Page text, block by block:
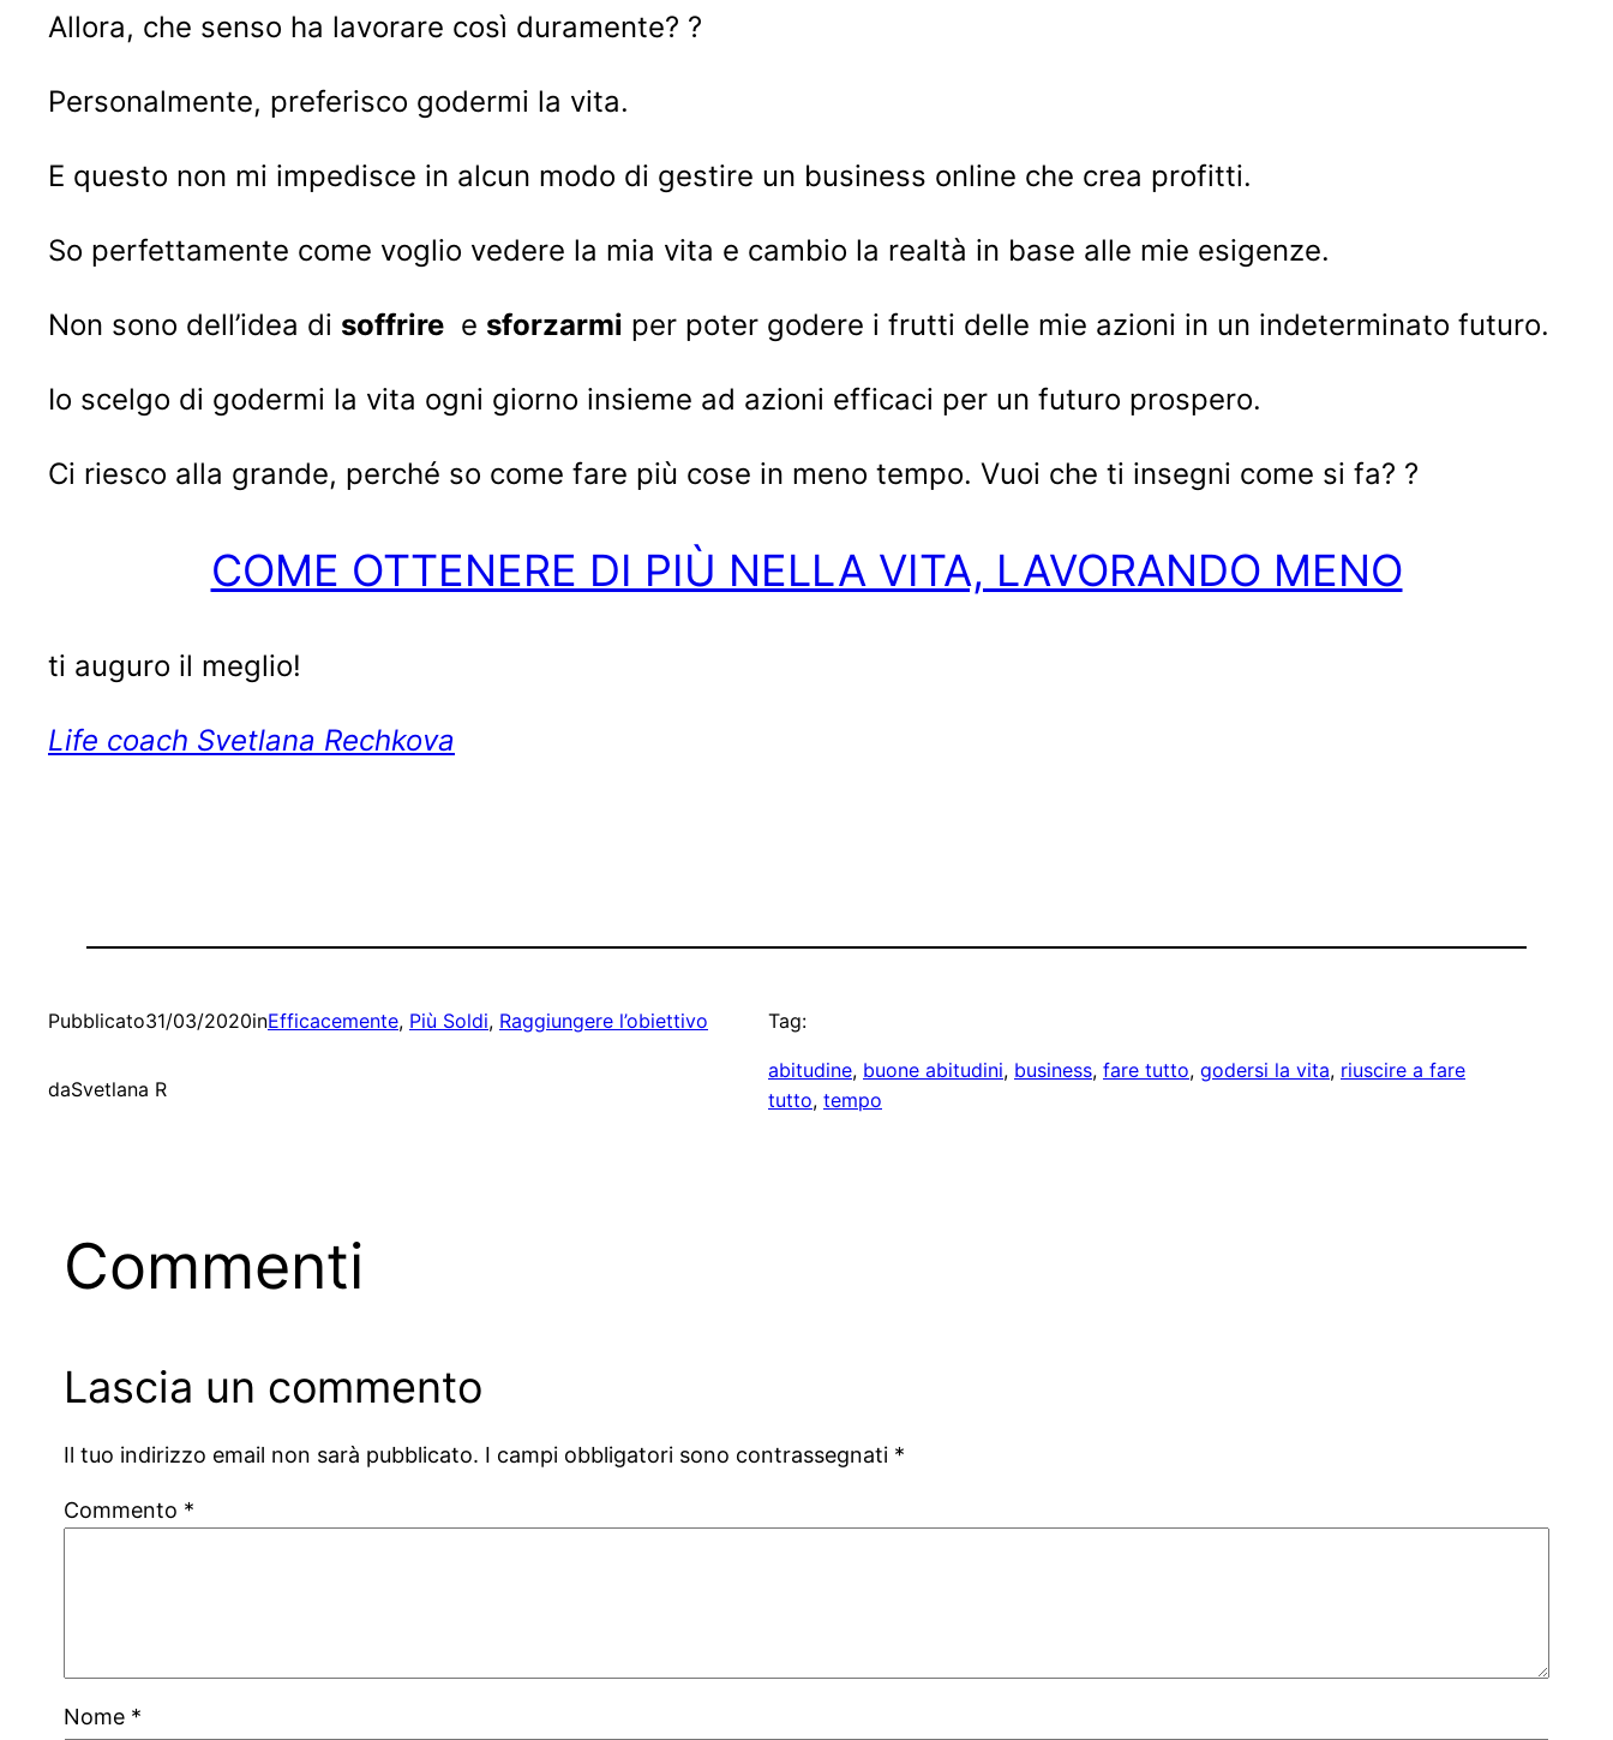
Allora, che senso ha lavorare così duramente? ?
Personalmente, preferisco godermi la vita.
E questo non mi impedisce in alcun modo di gestire un business online che crea profitti.
So perfettamente come voglio vedere la mia vita e cambio la realtà in base alle mie esigenze.
Non sono dell’idea di soffrire e sforzarmi per poter godere i frutti delle mie azioni in un indeterminato futuro.
Io scelgo di godermi la vita ogni giorno insieme ad azioni efficaci per un futuro prospero.
Ci riesco alla grande, perché so come fare più cose in meno tempo. Vuoi che ti insegni come si fa? ?
COME OTTENERE DI PIÙ NELLA VITA, LAVORANDO MENO
ti auguro il meglio!
Life coach Svetlana Rechkova
Pubblicato31/03/2020inEfficacemente, Più Soldi, Raggiungere l’obiettivo
daSvetlana R
Tag:
abitudine, buone abitudini, business, fare tutto, godersi la vita, riuscire a fare
tutto, tempo
Commenti
Lascia un commento
Il tuo indirizzo email non sarà pubblicato. I campi obbligatori sono contrassegnati *
Commento *
Nome *